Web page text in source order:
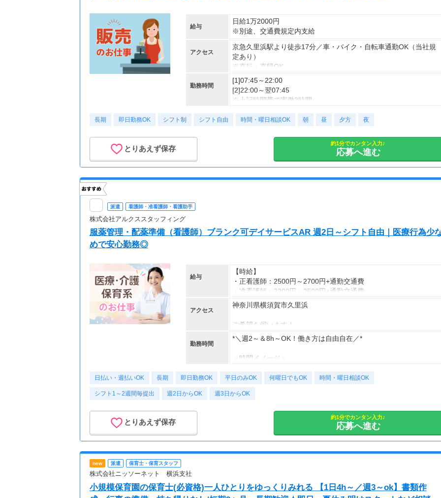
給与
日給1万2000円
※別途、交通費規定内支給
アクセス
京急久里浜駅より徒歩17分／車・バイク・自転車通勤OK（当社規
定あり）
※直行・直帰OK
勤務時間
[1]07:45～22:00
[2]22:00～翌07:45
※上記時間帯で実働3時間
※日勤・夜勤の選択はできません。
長期 即日勤務OK シフト制 シフト自由 時間・曜日相談OK 朝 昼 夕方 夜
とりあえず保存
約1分でカンタン入力♪
応募へ進む
派遣 看護師・准看護師・看護助手
株式会社アルクススタッフィング
服薬管理・配薬準備（看護師）ブランク可デイサービスAR 週2日～シフト自由｜医療行為少
めで安心勤務◎
給与
【時給】
・正看護師：2500円～2700円+通勤交通費
・准看護師：2300円～2500円+通勤交通費
*＊嬉しい日払いOK*
あなたの努力はきちんと評価します！
がんばりをお給料でしっかり還元＊
アクセス
神奈川県横須賀市久里浜
ご希望を伺います！
※受動喫煙対策有（屋内禁煙）
車・バイク・自転車での通勤もOK
※規定があるので、ご希望の方はご相談ください＊
勤務時間
*＼週2～＆8h～OK！働き方は自由自在／*
＜時間イメージ＞
9：00～18：00（休憩1時間）など
曜日固定・短時間もまずはご相談ください！
日払い・週払いOK 長期 即日勤務OK 平日のみOK 何曜日でもOK 時間・曜日相談OK
シフト1～2週間毎提出 週2日からOK 週3日からOK
とりあえず保存
約1分でカンタン入力♪
応募へ進む
new 派遣 保育士・保育スタッフ
株式会社ニッソーネット 横浜支社
小規模保育園の保育士(必資格)一人ひとりをゆっくりみれる 【1日4h～／週3～ok】書類作